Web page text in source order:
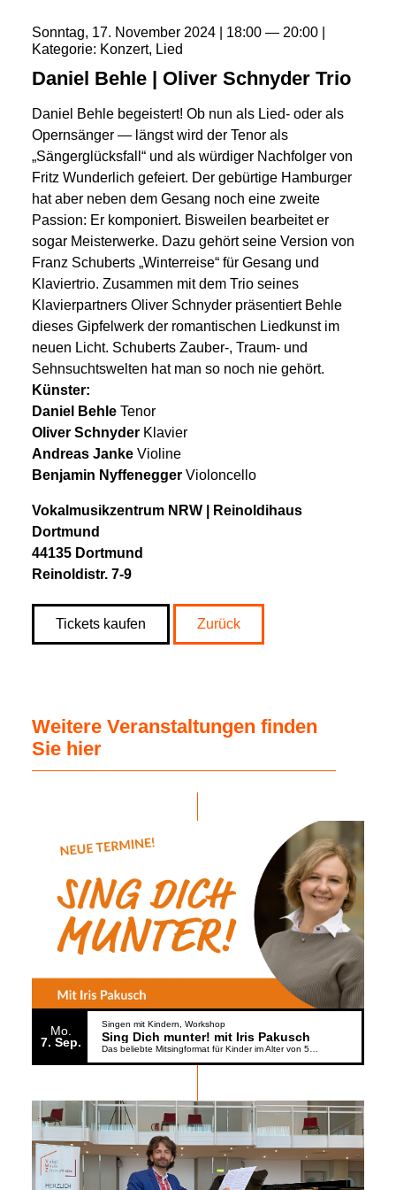
Sonntag 17 November 2024 18:00
20:00
Kategorie Konzert Lied
Daniel Behle | Oliver Schnyder Trio
Daniel Behle begeistert! Ob nun als Lied- oder als
Opernsänger — längst wird der Tenor als
„Sängerglücksfall“ und als würdiger Nachfolger von
Fritz Wunderlich gefeiert. Der gebürtige Hamburger
hat aber neben dem Gesang noch eine zweite
Passion: Er komponiert. Bisweilen bearbeitet er
sogar Meisterwerke. Dazu gehört seine Version von
Franz Schuberts „Winterreise“ für Gesang und
Klaviertrio. Zusammen mit dem Trio seines
Klavierpartners Oliver Schnyder präsentiert Behle
dieses Gipfelwerk der romantischen Liedkunst im
neuen Licht. Schuberts Zauber-, Traum- und
Sehnsuchtswelten hat man so noch nie gehört.
Künster:
Daniel Behle Tenor
Oliver Schnyder Klavier
Andreas Janke Violine
Benjamin Nyffenegger Violoncello
Vokalmusikzentrum NRW | Reinoldihaus
Dortmund
44135 Dortmund
Reinoldistr. 7-9
Tickets kaufen Zurück
Weitere Veranstaltungen finden
Sie hier
Mo.
7 Sep.
Singen mit Kindern Workshop
Sing Dich munter! mit Iris Pakusch
Das beliebte Mitsingformat für Kinder im Alter von 5 bis 6 Jahren geht weiter